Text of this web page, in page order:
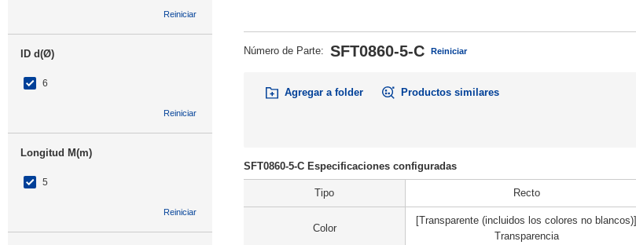
Reiniciar
ID d(Ø)
6
Reiniciar
Longitud M(m)
5
Reiniciar
Número de Parte: SFT0860-5-C Reiniciar
Agregar a folder Productos similares
SFT0860-5-C Especificaciones configuradas
Tipo Recto
Color
[Transparente (incluidos los colores no blancos)]
Transparencia